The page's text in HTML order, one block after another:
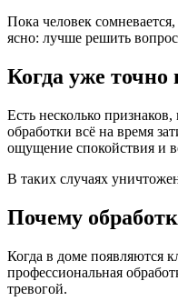
Пока человек
ясно: лучше решить
Когда уже точно
Есть несколько
обработки всё на время
ощущение спокойствия и
В таких случаях
Почему
Когда в доме появляются
профессиональная
тревогой.